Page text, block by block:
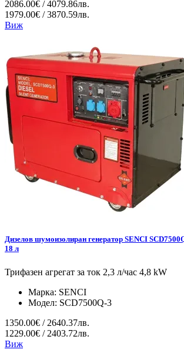
2086.00€ / 4079.86лв.
1979.00€ / 3870.59лв.
Виж
Дизелов шумоизолиран генератор SENCI
18 л
Трифазен агрегат за ток 2,3 л/час 4,8 kW
Марка: SENCI
Модел: SCD7500Q-3
1350.00€ / 2640.37лв.
1229.00€ / 2403.72лв.
Виж